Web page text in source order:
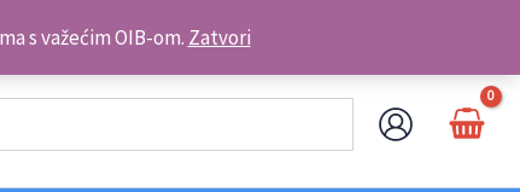
s važećim OIB-om. ZatvoriKontakt telefon: +385 98 179 3891